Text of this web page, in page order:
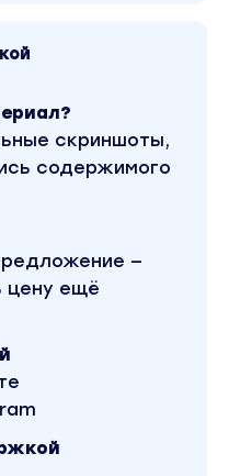
любит
отчетности и
наглядной
проверке
продавца,
отчета о
провести
продавца и
правильности в
скриншоты,
содержимого
—
цену ещё